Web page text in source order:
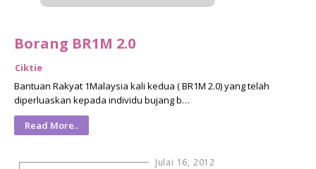
Borang BR1M 2.0
Ciktie
Bantuan Rakyat 1Malaysia kali kedua ( BR1M 2.0) yang telah
diperluaskan kepada individu bujang b…
Read More..
Julai 16, 2012